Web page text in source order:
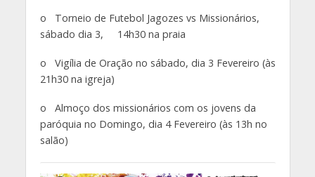
o Torneio de Futebol Jagozes vs Missionários,
sábado dia 3, 14h30 na praia
o Vigília de Oração no sábado, dia 3 Fevereiro (às
21h30 na igreja)
o Almoço dos missionários com os jovens da
paróquia no Domingo, dia 4 Fevereiro (às 13h no
salão)